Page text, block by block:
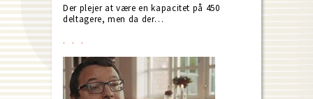
Der plejer at være en kapacitet på 450
deltagere, men da der…